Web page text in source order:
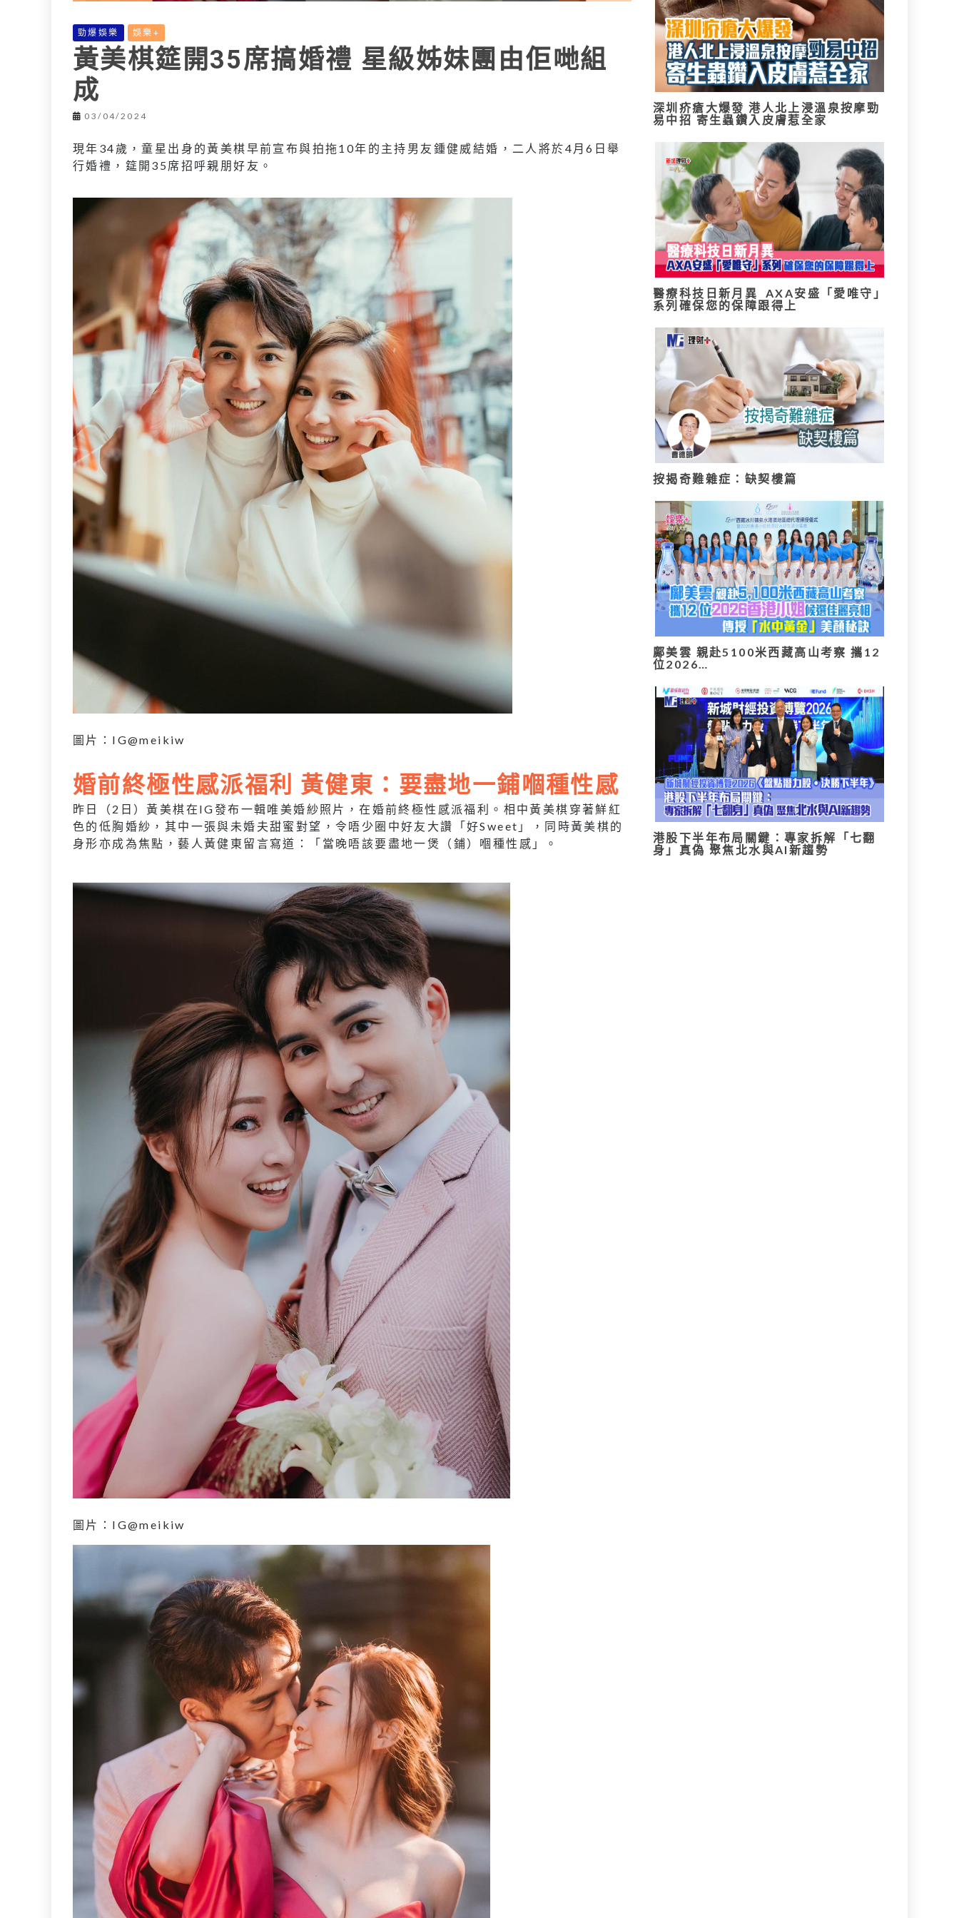
勁爆娛樂 娛樂+
黃美棋筵開35席搞婚禮 星級姊妹團由佢哋組
成
03/04/2024
現年 34 歲，童星出身的黃美棋早前宣布與拍拖10年的主持男友鍾健威結婚，二人將於4 月6 日舉
行婚禮，筵開35席招呼親朋好友。
圖片：IG@meikiw
婚前終極性感派福利 黃健東：要盡地一鋪嗰種性感
昨日（ 2 日）黃美棋在 IG發布一輯唯美婚紗照片，在婚前終極性感派福利。相中黃美棋穿著鮮紅
色的低胸婚紗，其中一張與未婚夫甜蜜對望，令唔少圈中好友大讚「好Sweet 」，同時黃美棋的
身形亦成為焦點，藝人黃健東留言寫道：「當晚唔該要盡地一煲（鋪）嗰種性感」。
圖片：IG@meikiw
深圳疥瘡大爆發 港人北上浸溫泉按摩勁
易中招 寄生蟲鑽入皮膚惹全家
醫療科技日新月異 AXA安盛「愛唯守」
系列確保您的保障跟得上
按揭奇難雜症：缺契樓篇
鄺美雲 親赴5100米西藏高山考察 攜12
位2026…
港股下半年布局關鍵：專家拆解「七翻
身」真偽 聚焦北水與AI新趨勢